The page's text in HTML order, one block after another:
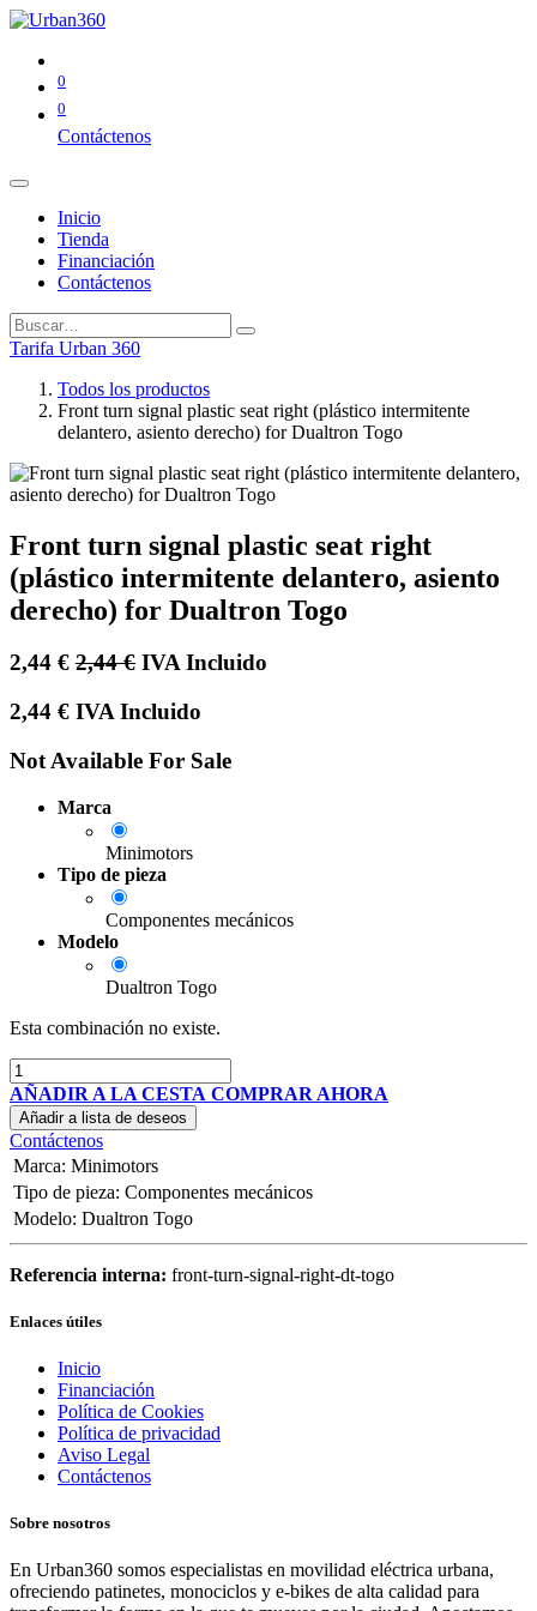
0
0
Contáctenos
Inicio
Tienda
Financiación
Contáctenos
Tarifa Urban 360
Todos los productos
Front turn signal plastic seat right (plástico intermitente
delantero, asiento derecho) for Dualtron Togo
Front turn signal plastic seat right
(plástico intermitente delantero, asiento
derecho) for Dualtron Togo
2,44 € 2,44€ IVA Incluido
2,44 € IVA Incluido
Not Available For Sale
Marca
Minimotors
Tipo de pieza
Componentes mecánicos
Modelo
Dualtron Togo
Esta combinación no existe.
AÑADIR A LA CESTA COMPRAR AHORA
Añadir a lista de deseos
Contáctenos
Marca: Minimotors
Tipo de pieza: Componentes mecánicos
Modelo: Dualtron Togo
Referencia interna: front-turn-signal-right-dt-togo
Enlaces útiles
Inicio
Financiación
Política de Cookies
Política de privacidad
Aviso Legal
Contáctenos
Sobre nosotros
En Urban360 somos especialistas en movilidad eléctrica urbana,
ofreciendo patinetes, monociclos y e-bikes de alta calidad para